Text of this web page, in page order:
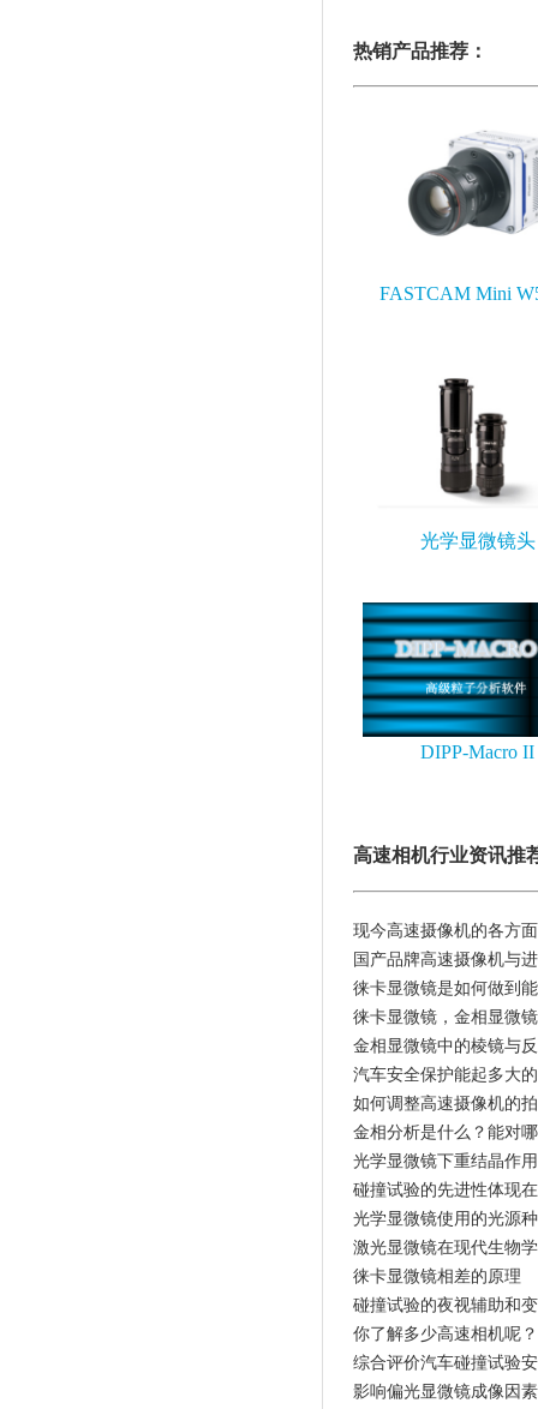
热销产品推荐：
FASTCAM Mini
光学显微镜头
DIPP-Macro II
高速相机行业资讯推
现今高速摄像机的各方
国产品牌高速摄像机与
徕卡显微镜是如何做到
徕卡显微镜，金相显微
金相显微镜中的棱镜与
汽车安全保护能起多大
如何调整高速摄像机的
金相分析是什么？能对
光学显微镜下重结晶作
碰撞试验的先进性体现
光学显微镜使用的光源
激光显微镜在现代生物
徕卡显微镜相差的原理
碰撞试验的夜视辅助和
你了解多少高速相机呢？
综合评价汽车碰撞试验
影响偏光显微镜成像因素